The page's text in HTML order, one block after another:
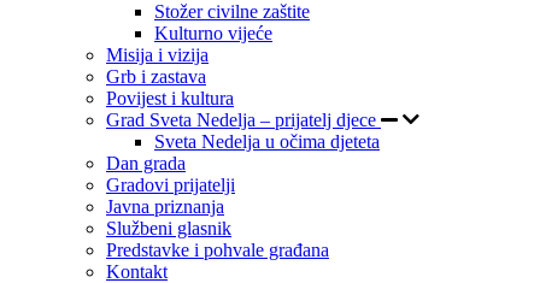
Stožer civilne zaštite
Kulturno vijeće
Misija i vizija
Grb i zastava
Povijest i kultura
Grad Sveta Nedelja – prijatelj djece
Sveta Nedelja u očima djeteta
Dan grada
Gradovi prijatelji
Javna priznanja
Službeni glasnik
Predstavke i pohvale građana
Kontakt